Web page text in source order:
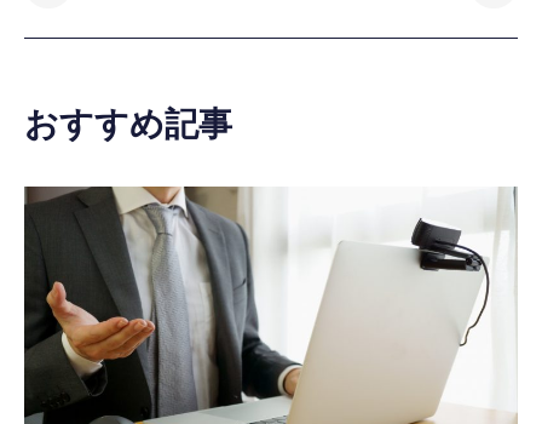
おすすめ記事